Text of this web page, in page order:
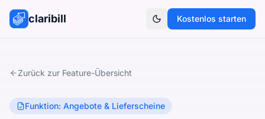
claribill Theme umschalten
Kostenlos starten
Zurück zur Feature-Übersicht
Funktion: Angebote & Lieferscheine